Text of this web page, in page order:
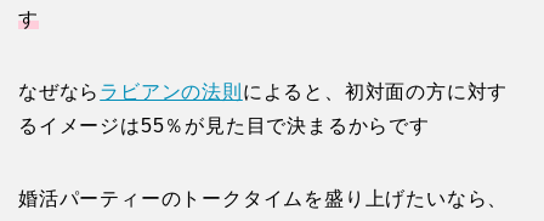
す
なぜなら ラビアンの法則 によると、初対面の方に対す
るイメージは55％が見た目で決まるからです
婚活パーティーのトークタイムを盛り上げたいなら、